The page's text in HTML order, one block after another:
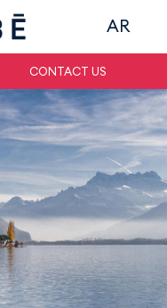
AR
CONTACT US